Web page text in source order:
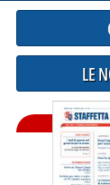
LE